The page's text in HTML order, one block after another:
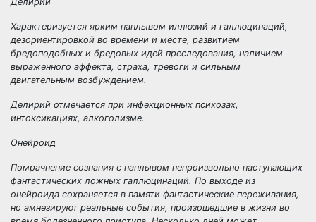
Характеризуется ярким наплывом иллюзий и галлюцинаций,
дезориентировкой во времени и месте, развитием
бредоподобных и бредовых идей преследования, наличием
выраженного аффекта, страха, тревоги и сильным
двигательным возбуждением.
Делирий отмечается при инфекционных психозах,
интоксикациях, алкоголизме.
Онейроид
Помрачнение сознания с наплывом непроизвольно наступающих
фантастических ложных галлюцинаций. По выходе из
онейроида сохраняется в памяти фантастические переживания,
но амнезируют реальные события, произошедшие в жизни во